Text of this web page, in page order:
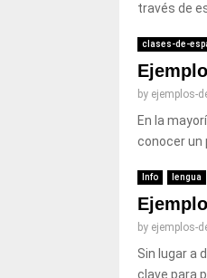
través de
clases-de-
by ejemplos-
En la
conocer un
Info lengua
by ejemplos-
Sin lugar a
clave para